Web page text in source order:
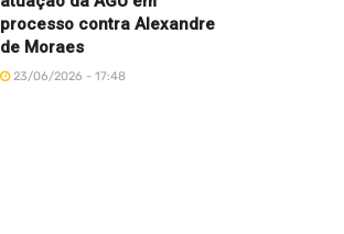
processo contra Alexandre
de Moraes
23/06/2026 - 17:48